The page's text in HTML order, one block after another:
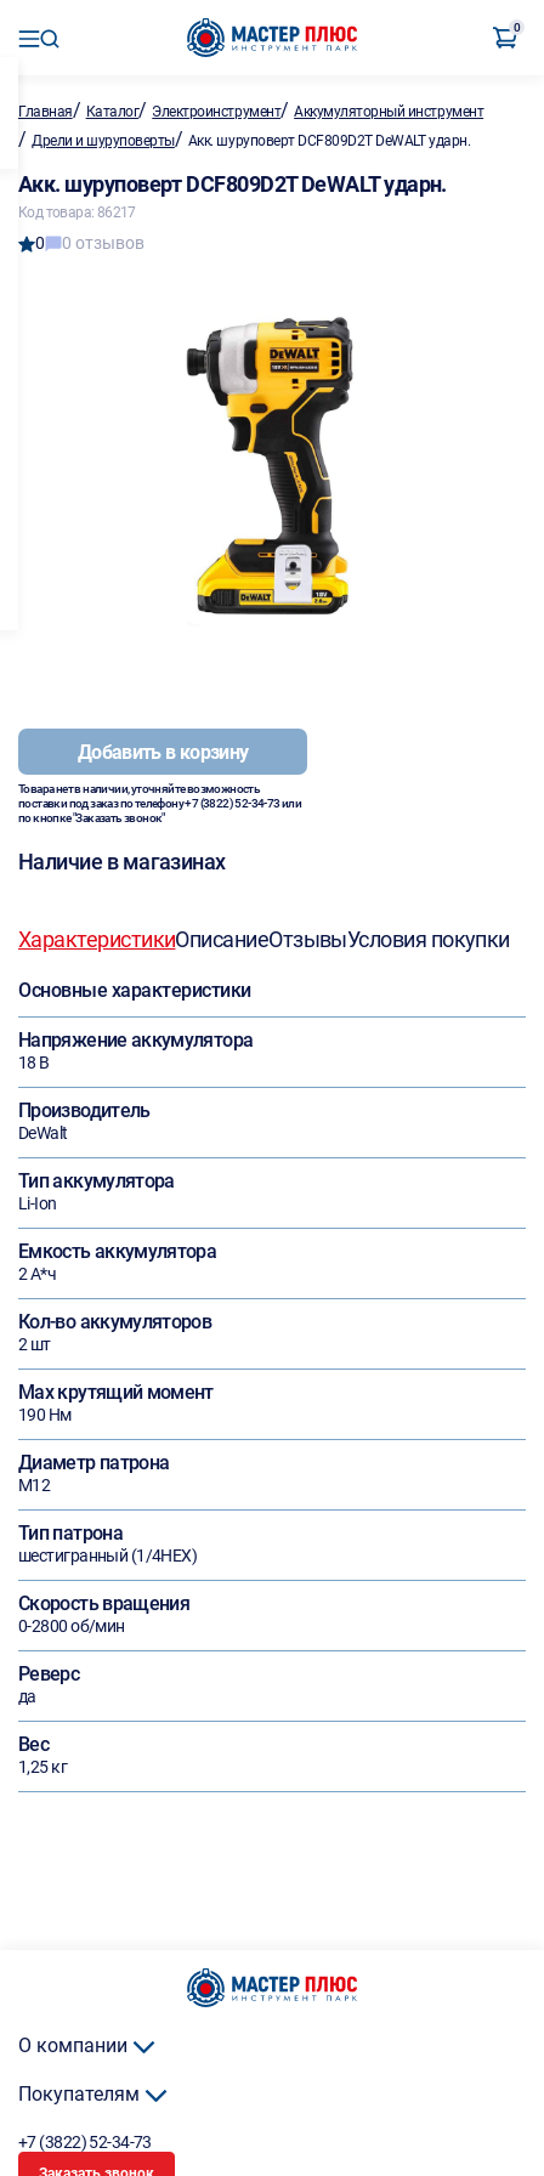
0
Главная/ Каталог/ Электроинструмент/Аккумуляторный инструмент
/ Дрели и шуруповерты/ Акк. шуруповерт DCF809D2T DeWALT ударн.
Акк. шуруповерт DCF809D2T DeWALT ударн.
Код товара: 86217
0 0 отзывов
Добавить в корзину
Товара нет в наличии, уточняйте возможность
поставки под заказ по телефону+7 (3822) 52-34-73или
по кнопке "Заказать звонок"
Наличие в магазинах
ХарактеристикиОписаниеОтзывыУсловия покупки
Основные характеристики
Напряжение аккумулятора
18 В
Производитель
DeWalt
Тип аккумулятора
Li-Ion
Емкость аккумулятора
2 А*ч
Кол-во аккумуляторов
2 шт
Max крутящий момент
190 Нм
Диаметр патрона
М12
Тип патрона
шестигранный (1/4HEX)
Скорость вращения
0-2800 об/мин
Реверс
да
Вес
1,25 кг
О компании
Покупателям
+7 (3822) 52-34-73